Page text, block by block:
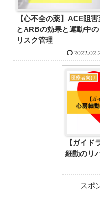
【心不全の薬】ACE阻害
とARBの効果と運動中の
リスク管理
医療者向け
【ガイド
細動のリ
スポ